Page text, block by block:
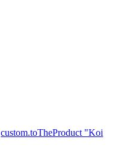
custom.toTheProduct "Koi